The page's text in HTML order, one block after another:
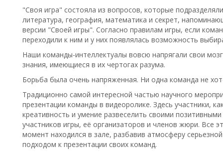
"Своя игра" состояла из вопросов, которые
литература, география, математика и секрет,
версии "Своей игры". Согласно правилам игры, если
переходили к ним и у них появлялась возможность
Наши команды-интеллектуалы вовсю напрягали свои
знания, имеющиеся в их чертогах разума.
Борьба была очень напряженная. Ни одна команда не
Традиционно самой интересной частью научного
презентации команды в видеоролике. Здесь участники,
креативность и умение развеселить своими
участников игры, её организаторов и членов жюри. Все
момент находился в зале, разбавив атмосферу
подходом к презентации своих команд.